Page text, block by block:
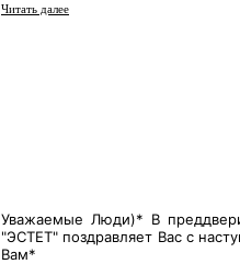
Читать далее
Уважаемые Люди)* В
"ЭСТЕТ" поздравляет Вас с
Вам*